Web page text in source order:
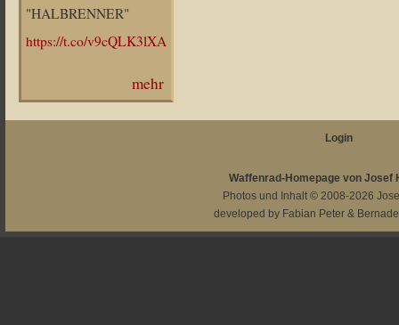
"HALBRENNER"
https://t.co/v9cQLK3lXA
mehr
Login
Waffenrad-Homepage von Josef
Photos und Inhalt © 2008-2026
developed by Fabian Peter &